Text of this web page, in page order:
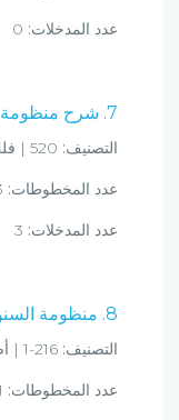
عدد المدخلات:
7. شرح منظومة بغية الطلاب في علم الاسطرلاب
التصنيف:
عدد المخطوطات:
عدد المدخلات:
8. منظومة السنوسي لجمع الجوامع
التصنيف:
عدد المخطوطات: